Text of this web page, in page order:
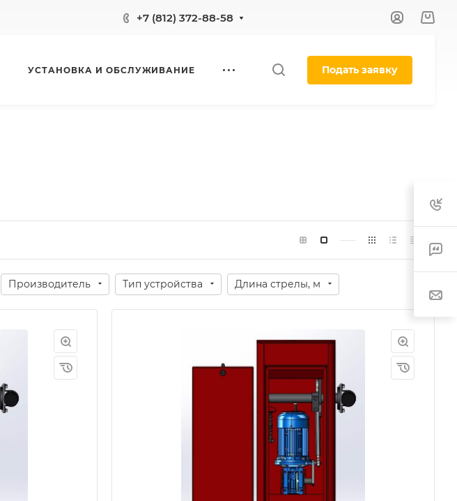
+7 (812) 372-88-58
УСТАНОВКА И ОБСЛУЖИВАНИЕ Подать заявку
Производитель Тип устройства Длина стрелы, м